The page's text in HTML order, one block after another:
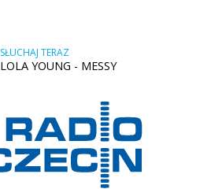
SŁUCHAJ TERAZ
LOLA YOUNG - MESSY